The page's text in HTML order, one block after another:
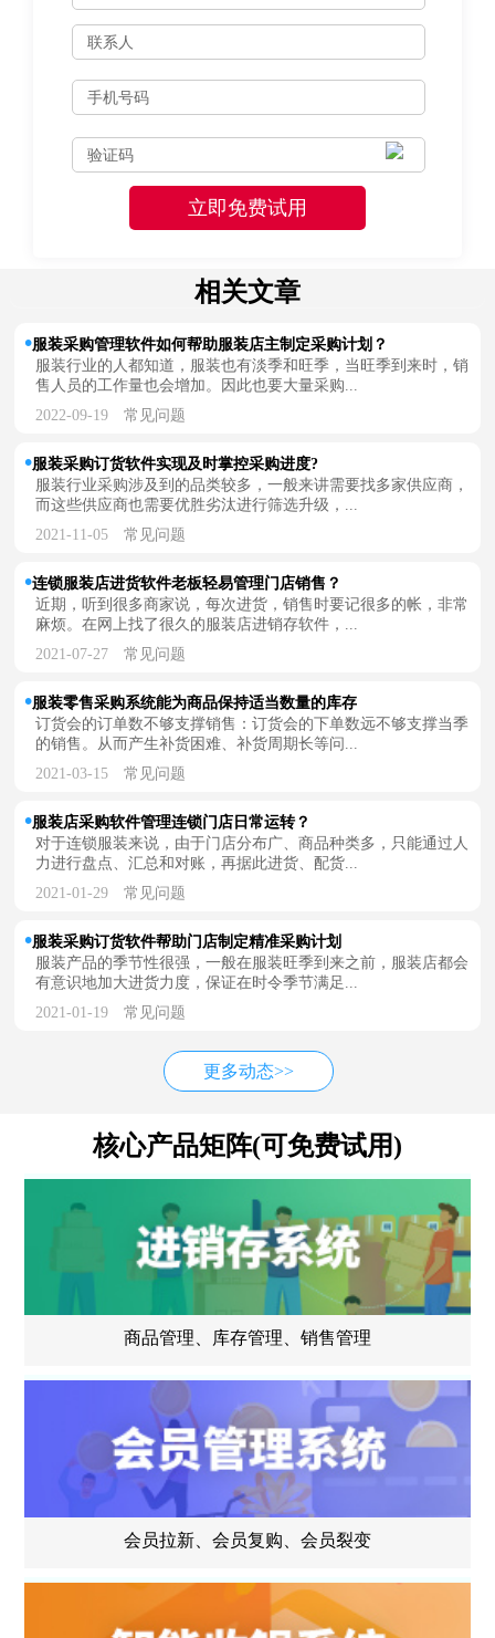
相关文章
服装采购管理软件如何帮助服装店主制定采购计划？
服装行业的人都知道，服装也有淡季和旺季，当旺季到来时，销
售人员的工作量也会增加。因此也要大量采购...
2022-09-19 常见问题
服装采购订货软件实现及时掌控采购进度?
服装行业采购涉及到的品类较多，一般来讲需要找多家供应商，
而这些供应商也需要优胜劣汰进行筛选升级，...
2021-11-05 常见问题
连锁服装店进货软件老板轻易管理门店销售？
近期，听到很多商家说，每次进货，销售时要记很多的帐，非常
麻烦。在网上找了很久的服装店进销存软件，...
2021-07-27 常见问题
服装零售采购系统能为商品保持适当数量的库存
订货会的订单数不够支撑销售：订货会的下单数远不够支撑当季
的销售。从而产生补货困难、补货周期长等问...
2021-03-15 常见问题
服装店采购软件管理连锁门店日常运转？
对于连锁服装来说，由于门店分布广、商品种类多，只能通过人
力进行盘点、汇总和对账，再据此进货、配货...
2021-01-29 常见问题
服装采购订货软件帮助门店制定精准采购计划
服装产品的季节性很强，一般在服装旺季到来之前，服装店都会
有意识地加大进货力度，保证在时令季节满足...
2021-01-19 常见问题
更多动态>>
核心产品矩阵(可免费试用)
商品管理、库存管理、销售管理
会员拉新、会员复购、会员裂变